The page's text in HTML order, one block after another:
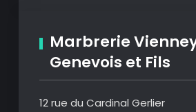
Marbrerie
Genevois et Fils
12 rue du Cardinal Gerlier